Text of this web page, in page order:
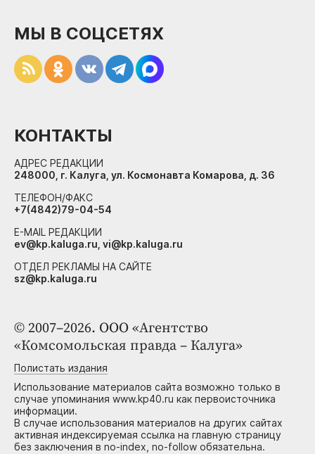
© 2007–2026. ООО «Агентство
«Комсомольская правда – Калуга»
Полистать издания
Использование материалов сайта возможно только в
случае упоминания www.kp40.ru как первоисточника
информации.
В случае использования материалов на других сайтах
активная индексируемая ссылка на главную страницу
без заключения в no-index, no-follow обязательна.
МЫ В СОЦСЕТЯХ
КОНТАКТЫ
АДРЕС РЕДАКЦИИ
248000, г. Калуга, ул. Космонавта Комарова, д. 36
ТЕЛЕФОН/ФАКС
+7(4842)79-04-54
E-MAIL РЕДАКЦИИ
ev@kp.kaluga.ru, vi@kp.kaluga.ru
ОТДЕЛ РЕКЛАМЫ НА САЙТЕ
sz@kp.kaluga.ru